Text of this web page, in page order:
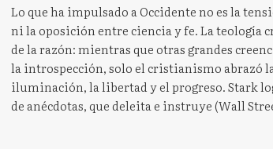
Lo que ha impulsado a Occidente no es la
ni la oposición entre ciencia y fe. La teología
de la razón: mientras que otras grandes
la introspección, solo el cristianismo abrazó
iluminación, la libertad y el progreso. Stark
de anécdotas, que deleita e instruye (Wall